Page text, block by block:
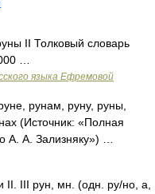
II Толковый словарь
…
языка Ефремовой
рунам, руну, руны,
(Источник: «Полная
А. А. Зализняку») …
III рун, мн. (одн. ру/но, а,